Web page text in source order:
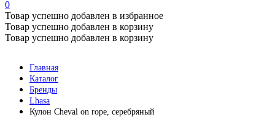
0
Товар успешно добавлен в избранное
Товар успешно добавлен в корзину
Товар успешно добавлен в корзину
Главная
Каталог
Бренды
Lhasa
Кулон Cheval on rope, серебряный